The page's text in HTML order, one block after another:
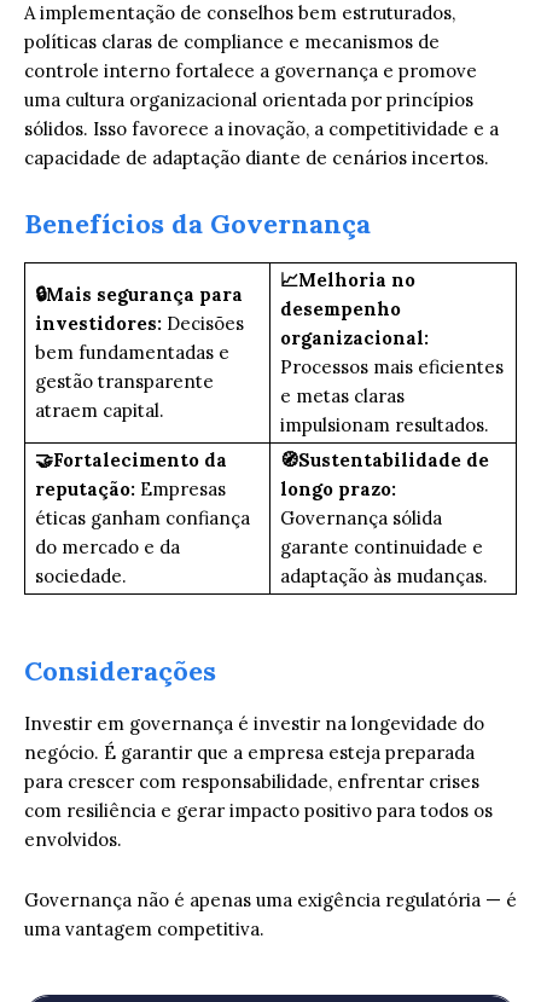
A implementação de conselhos bem estruturados,
políticas claras de compliance e mecanismos de
controle interno fortalece a governança e promove
uma cultura organizacional orientada por princípios
sólidos. Isso favorece a inovação, a competitividade e a
capacidade de adaptação diante de cenários incertos.
Benefícios da Governança
🔒Mais segurança para
investidores: Decisões
bem fundamentadas e
gestão transparente
atraem capital.
📈Melhoria no
desempenho
organizacional:
Processos mais eficientes
e metas claras
impulsionam resultados.
🤝Fortalecimento da
reputação: Empresas
éticas ganham confiança
do mercado e da
sociedade.
🧭Sustentabilidade de
longo prazo:
Governança sólida
garante continuidade e
adaptação às mudanças.
Considerações
Investir em governança é investir na longevidade do
negócio. É garantir que a empresa esteja preparada
para crescer com responsabilidade, enfrentar crises
com resiliência e gerar impacto positivo para todos os
envolvidos.
Governança não é apenas uma exigência regulatória — é
uma vantagem competitiva.